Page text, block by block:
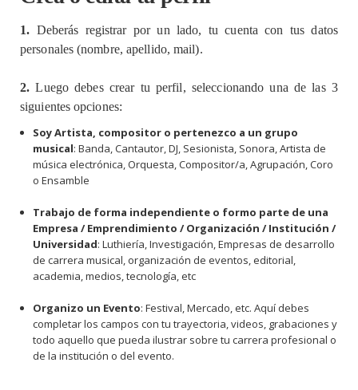
1. Deberás registrar por un lado, tu cuenta con tus datos
personales (nombre, apellido, mail).
2. Luego debes crear tu perfil, seleccionando una de las 3
siguientes opciones:
Soy Artista, compositor o pertenezco a un grupo
musical: Banda, Cantautor, DJ, Sesionista, Sonora, Artista de
música electrónica, Orquesta, Compositor/a, Agrupación, Coro
o Ensamble
Trabajo de forma independiente o formo parte de una
Empresa / Emprendimiento / Organización / Institución /
Universidad: Luthiería, Investigación, Empresas de desarrollo
de carrera musical, organización de eventos, editorial,
academia, medios, tecnología, etc
Organizo un Evento: Festival, Mercado, etc. Aquí debes
completar los campos con tu trayectoria, videos, grabaciones y
todo aquello que pueda ilustrar sobre tu carrera profesional o
de la institución o del evento.